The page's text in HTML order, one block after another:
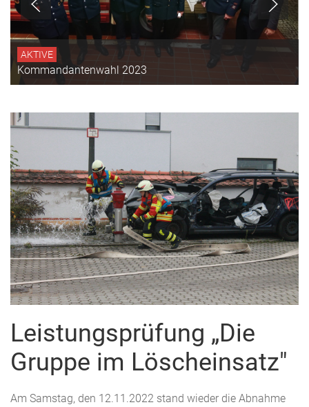
AKTIVE
Kommandantenwahl 2023
Leistungsprüfung „Die
Gruppe im Löscheinsatz"
Am Samstag, den 12.11.2022 stand wieder die Abnahme